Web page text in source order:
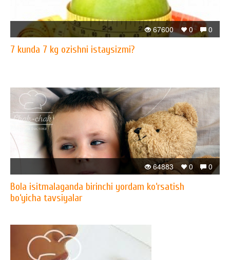
0
0
67600
7 kunda 7 kg ozishni istaysizmi?
0
0
64883
Bola isitmalaganda birinchi yordam ko‘rsatish
bo‘yicha tavsiyalar